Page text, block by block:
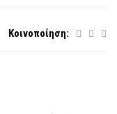
Κοινοποίηση: